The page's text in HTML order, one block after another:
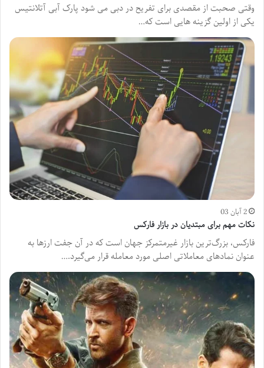
وقتی صحبت از مقصدی برای تفریح در دبی می شود پارک آبی آتلانتیس
یکی از اولین گزینه هایی است که…
2 آبان 03
نکات مهم برای مبتدیان در بازار فارکس
فارکس، بزرگ‌ترین بازار غیرمتمرکز جهان است که در آن جفت ارزها به
عنوان نمادهای معاملاتی اصلی مورد معامله قرار می‌گیرد.…